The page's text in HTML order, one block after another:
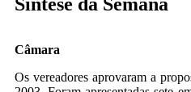
Câmara
Os vereadores aprovaram a